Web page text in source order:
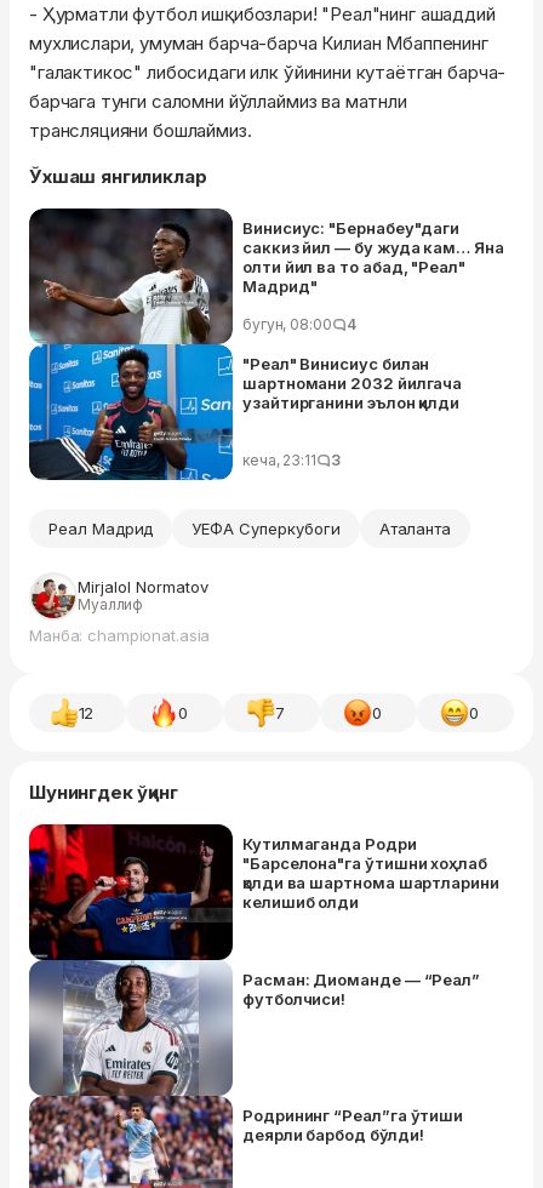
- Ҳурматли футбол ишқибозлари! "Реал"нинг ашаддий
мухлислари, умуман барча-барча Килиан Мбаппенинг
"галактикос" либосидаги илк ўйинини кутаётган барча-
барчага тунги саломни йўллаймиз ва матнли
трансляцияни бошлаймиз.
Ўхшаш янгиликлар
Винисиус: "Бернабеу"даги
саккиз йил — бу жуда кам… Яна
олти йил ва то абад, "Реал"
Мадрид"
бугун, 08:00 4
"Реал" Винисиус билан
шартномани 2032 йилгача
узайтирганини эълон қилди
кеча, 23:11 3
Реал Мадрид УЕФА Суперкубоги Аталанта
Mirjalol Normatov
Муаллиф
Манба: championat.asia
12 0 7 0 0
Шунингдек ўқинг
Кутилмаганда Родри
"Барселона"га ўтишни хоҳлаб
қолди ва шартнома шартларини
келишиб олди
Расман: Диоманде — “Реал”
футболчиси!
Родрининг “Реал”га ўтиши
деярли барбод бўлди!